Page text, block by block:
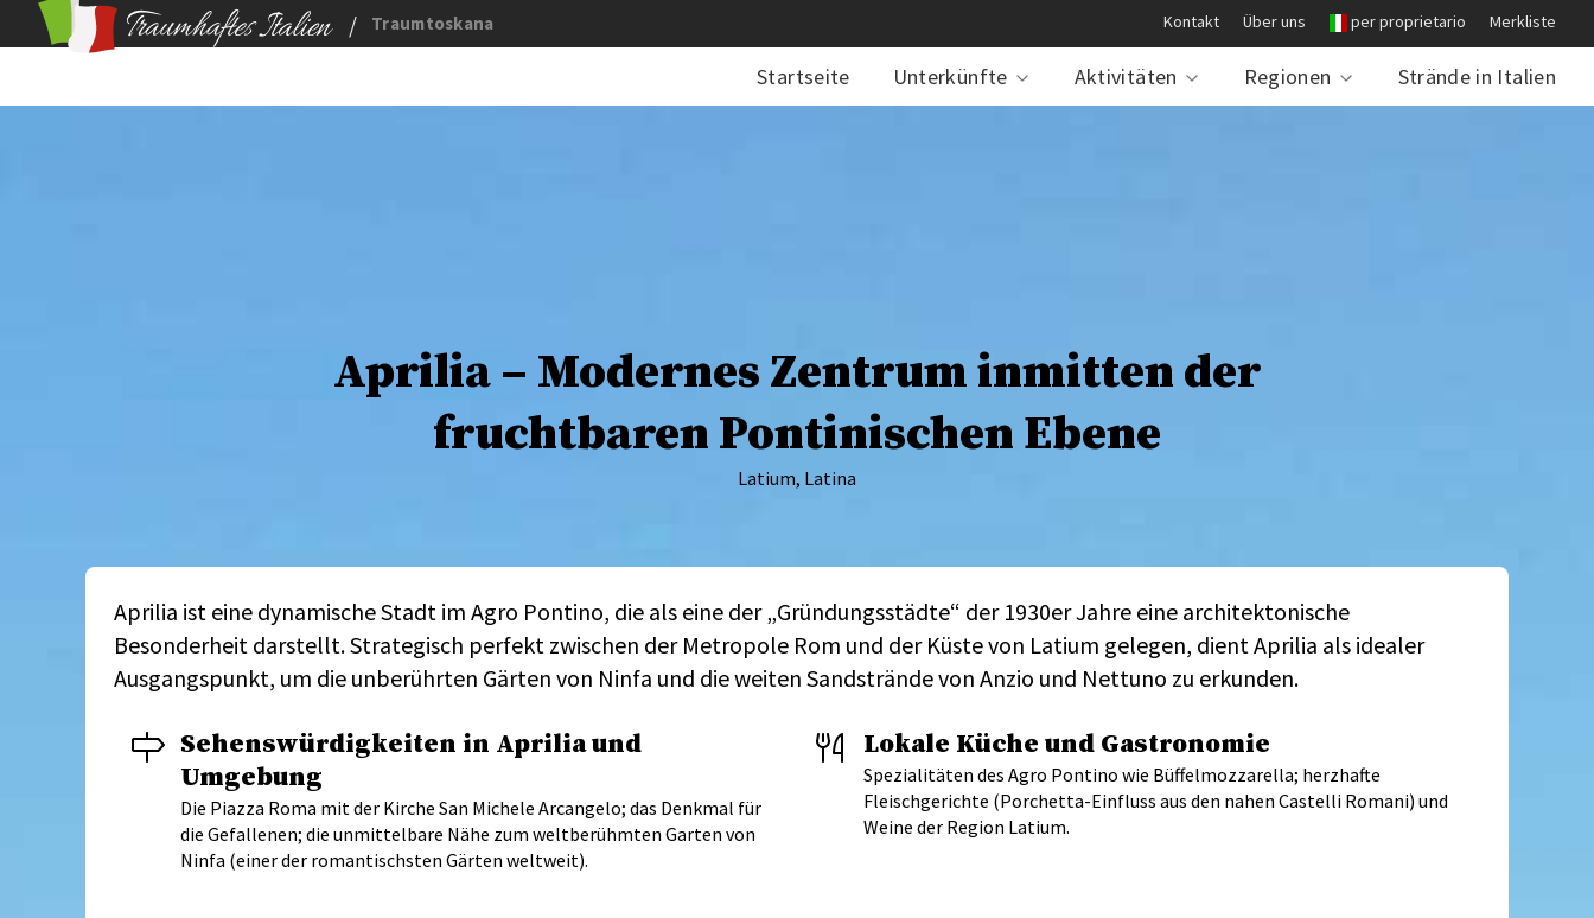
/ Traumtoskana Kontakt Über uns per proprietario Merkliste
Startseite Unterkünfte Aktivitäten Regionen Strände in Italien
Aprilia – Modernes Zentrum inmitten der
fruchtbaren Pontinischen Ebene
Latium, Latina
Aprilia ist eine dynamische Stadt im Agro Pontino, die als eine der „Gründungsstädte“ der 1930er Jahre eine architektonische
Besonderheit darstellt. Strategisch perfekt zwischen der Metropole Rom und der Küste von Latium gelegen, dient Aprilia als idealer
Ausgangspunkt, um die unberührten Gärten von Ninfa und die weiten Sandstrände von Anzio und Nettuno zu erkunden.
Sehenswürdigkeiten in Aprilia und
Umgebung
Die Piazza Roma mit der Kirche San Michele Arcangelo; das Denkmal für
die Gefallenen; die unmittelbare Nähe zum weltberühmten Garten von
Ninfa (einer der romantischsten Gärten weltweit).
Lokale Küche und Gastronomie
Spezialitäten des Agro Pontino wie Büffelmozzarella; herzhafte
Fleischgerichte (Porchetta-Einfluss aus den nahen Castelli Romani) und
Weine der Region Latium.